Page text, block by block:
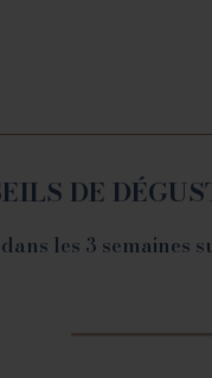
DE
les 3